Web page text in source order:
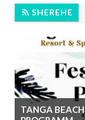
SHEREHE
TANGA BEACH